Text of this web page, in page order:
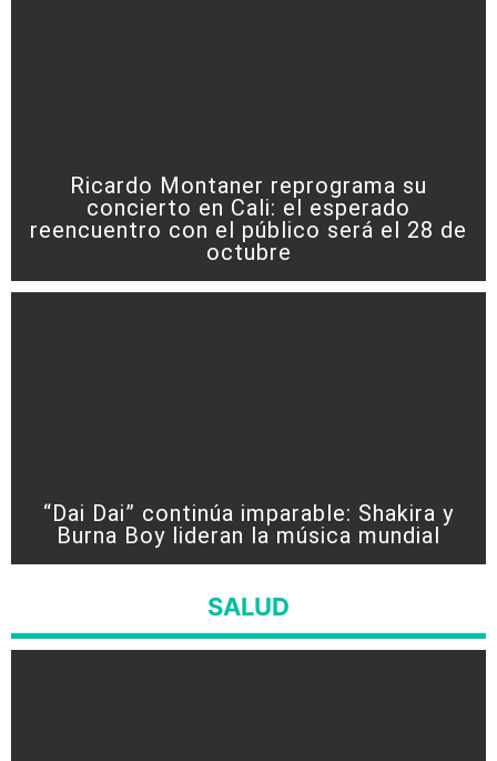
Ricardo Montaner reprograma su
concierto en Cali: el esperado
reencuentro con el público será el 28 de
octubre
“Dai Dai” continúa imparable: Shakira y
Burna Boy lideran la música mundial
SALUD